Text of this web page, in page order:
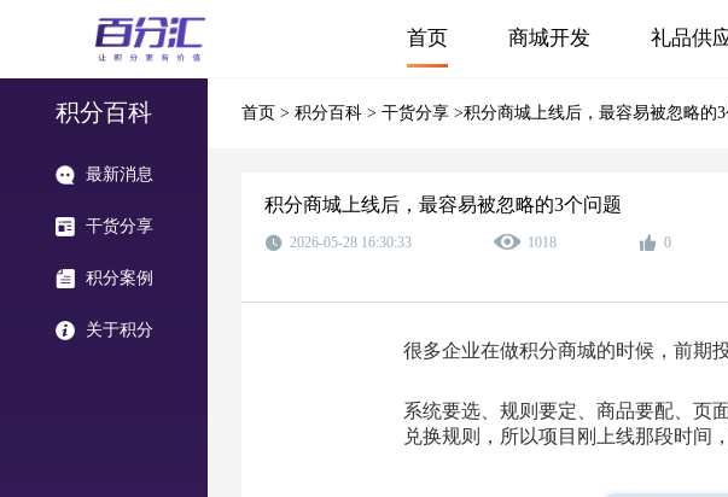
首页 商城开发 礼品供
积分百科
最新消息
干货分享
积分案例
关于积分
首页 > 积分百科 > 干货分享 >积分商城上线后，最容易被忽略的
积分商城上线后，最容易被忽略的3个问题
2026-05-28 16:30:33 1018 0
很多企业在做积分商城的时候，前期
系统要选、规则要定、商品要配、页
兑换规则，所以项目刚上线那段时间